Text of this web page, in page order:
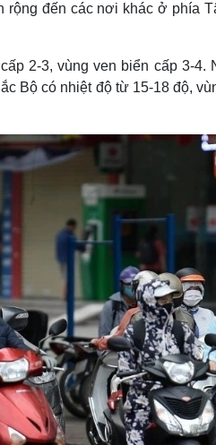
Âm nhạc
đến các nơi khác ở phía
2-3, vùng ven biển cấp 3-4.
Bộ có nhiệt độ từ 15-18 độ,